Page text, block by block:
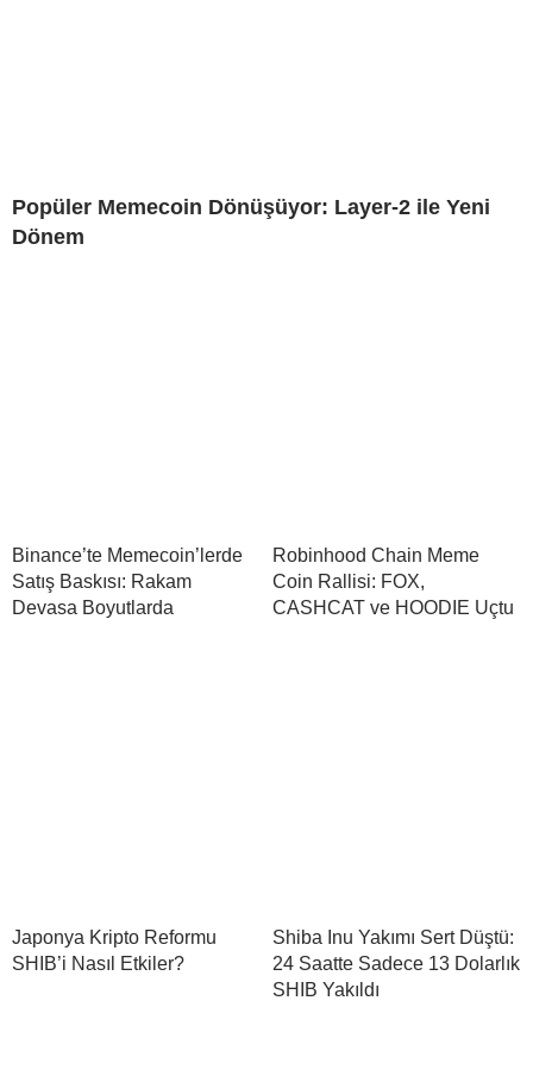
Popüler Memecoin Dönüşüyor: Layer-2 ile Yeni
Dönem
Binance’te Memecoin’lerde
Satış Baskısı: Rakam
Devasa Boyutlarda
Robinhood Chain Meme
Coin Rallisi: FOX,
CASHCAT ve HOODIE Uçtu
Japonya Kripto Reformu
SHIB’i Nasıl Etkiler?
Shiba Inu Yakımı Sert Düştü:
24 Saatte Sadece 13 Dolarlık
SHIB Yakıldı